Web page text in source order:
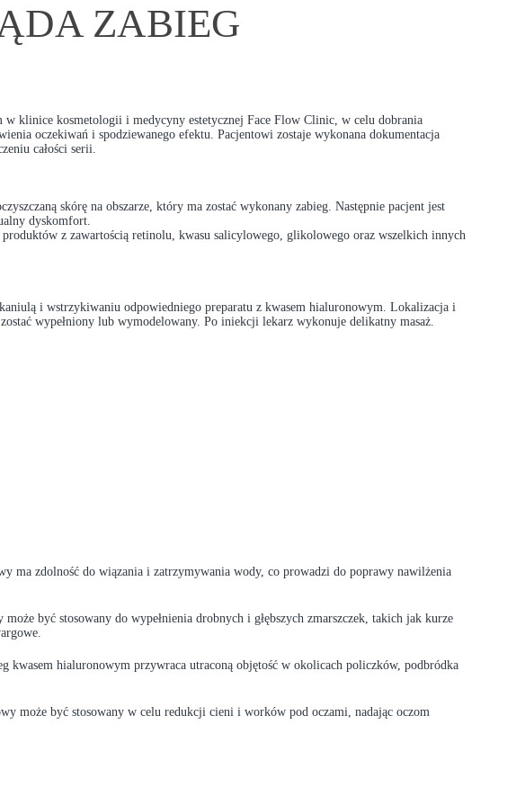
ZABIEG
w klinice kosmetologii i medycyny estetycznej Face Flow Clinic, w celu dobrania
oczekiwań i spodziewanego efektu. Pacjentowi zostaje wykonana dokumentacja
całości serii.
skórę na obszarze, który ma zostać wykonany zabieg. Następnie pacjent jest
dyskomfort.
z zawartością retinolu, kwasu salicylowego, glikolowego oraz wszelkich innych
i wstrzykiwaniu odpowiedniego preparatu z kwasem hialuronowym. Lokalizacja i
wypełniony lub wymodelowany. Po iniekcji lekarz wykonuje delikatny masaż.
ma zdolność do wiązania i zatrzymywania wody, co prowadzi do poprawy nawilżenia
być stosowany do wypełnienia drobnych i głębszych zmarszczek, takich jak kurze
kwasem hialuronowym przywraca utraconą objętość w okolicach policzków, podbródka
może być stosowany w celu redukcji cieni i worków pod oczami, nadając oczom